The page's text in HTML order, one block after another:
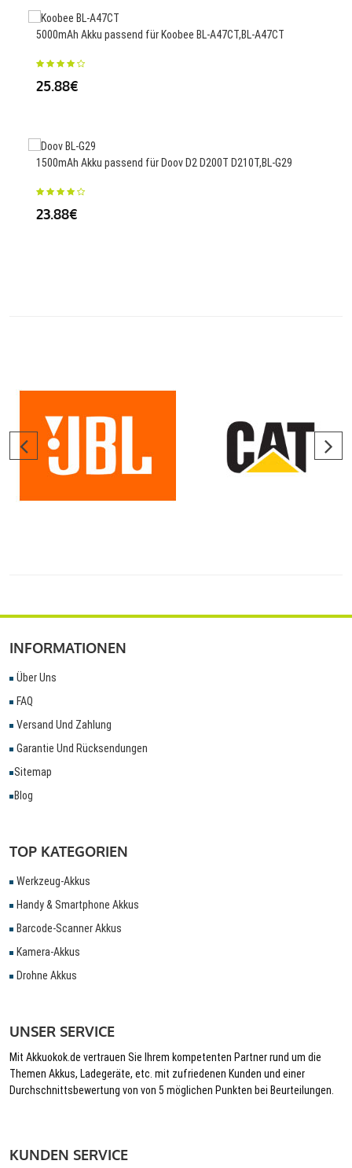
5000mAh Akku passend für Koobee BL-A47CT,BL-A47CT
25.88€
1500mAh Akku passend für Doov D2 D200T D210T,BL-G29
23.88€
INFORMATIONEN
Über Uns
FAQ
Versand Und Zahlung
Garantie Und Rücksendungen
Sitemap
Blog
TOP KATEGORIEN
Werkzeug-Akkus
Handy & Smartphone Akkus
Barcode-Scanner Akkus
Kamera-Akkus
Drohne Akkus
UNSER SERVICE
Mit Akkuokok.de vertrauen Sie Ihrem kompetenten Partner rund um die
Themen Akkus, Ladegeräte, etc. mit zufriedenen Kunden und einer
Durchschnittsbewertung von von 5 möglichen Punkten bei Beurteilungen.
KUNDEN SERVICE